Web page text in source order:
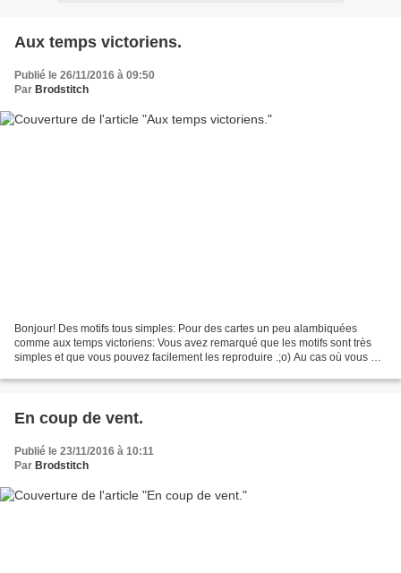
Aux temps victoriens.
Publié le 26/11/2016 à 09:50
Par Brodstitch
Bonjour! Des motifs tous simples: Pour des cartes un peu alambiquées
comme aux temps victoriens: Vous avez remarqué que les motifs sont très
simples et que vous pouvez facilement les reproduire .;o) Au cas où vous ne
En coup de vent.
Publié le 23/11/2016 à 10:11
Par Brodstitch